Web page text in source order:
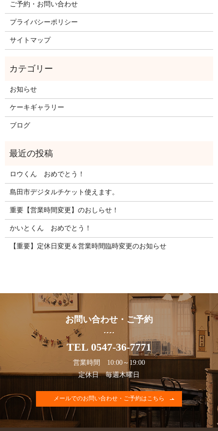
ご予約・お問い合わせ
プライバシーポリシー
サイトマップ
お知らせ
ケーキギャラリー
ブログ
ロウくん おめでとう！
島田市デジタルチケット使えます。
重要【営業時間変更】のおしらせ！
かいとくん おめでとう！
【重要】定休日変更＆営業時間臨時変更のお知らせ
お問い合わせ・ご予約
TEL 0547-36-7771
営業時間 10:00～19:00
定休日 毎週木曜日
メールでのお問い合わせ・ご予約はこちら